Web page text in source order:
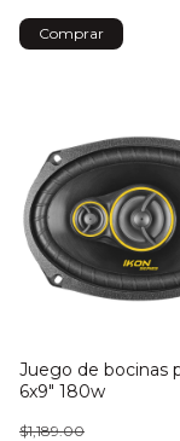
Juego de bocinas
6x9" 180w
$1,189.00